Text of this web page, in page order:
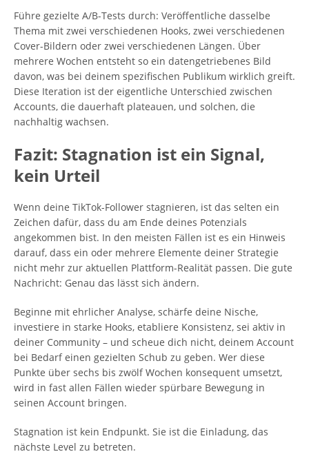
Führe gezielte A/B-Tests durch: Veröffentliche dasselbe
Thema mit zwei verschiedenen Hooks, zwei verschiedenen
Cover-Bildern oder zwei verschiedenen Längen. Über
mehrere Wochen entsteht so ein datengetriebenes Bild
davon, was bei deinem spezifischen Publikum wirklich greift.
Diese Iteration ist der eigentliche Unterschied zwischen
Accounts, die dauerhaft plateauen, und solchen, die
nachhaltig wachsen.
Fazit: Stagnation ist ein Signal,
kein Urteil
Wenn deine TikTok-Follower stagnieren, ist das selten ein
Zeichen dafür, dass du am Ende deines Potenzials
angekommen bist. In den meisten Fällen ist es ein Hinweis
darauf, dass ein oder mehrere Elemente deiner Strategie
nicht mehr zur aktuellen Plattform-Realität passen. Die gute
Nachricht: Genau das lässt sich ändern.
Beginne mit ehrlicher Analyse, schärfe deine Nische,
investiere in starke Hooks, etabliere Konsistenz, sei aktiv in
deiner Community – und scheue dich nicht, deinem Account
bei Bedarf einen gezielten Schub zu geben. Wer diese
Punkte über sechs bis zwölf Wochen konsequent umsetzt,
wird in fast allen Fällen wieder spürbare Bewegung in
seinen Account bringen.
Stagnation ist kein Endpunkt. Sie ist die Einladung, das
nächste Level zu betreten.